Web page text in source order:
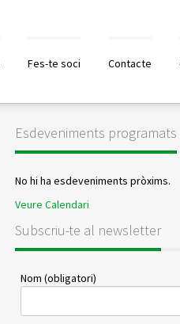
Fes-te soci Contacte
Esdeveniments programats
No hi ha esdeveniments pròxims.
Veure Calendari
Subscriu-te al newsletter
Nom (obligatori)